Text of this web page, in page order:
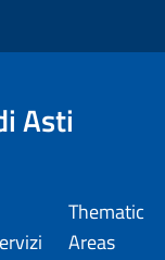
Asti
Thematic
Areas